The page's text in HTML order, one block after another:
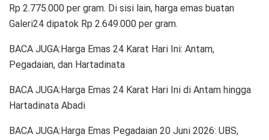
Rp 2.775.000 per gram. Di sisi lain, harga emas buatan
Galeri24 dipatok Rp 2.649.000 per gram.
BACA JUGA:Harga Emas 24 Karat Hari Ini: Antam,
Pegadaian, dan Hartadinata
BACA JUGA:Harga Emas 24 Karat Hari Ini di Antam hingga
Hartadinata Abadi
BACA JUGA:Harga Emas Pegadaian 20 Juni 2026: UBS,